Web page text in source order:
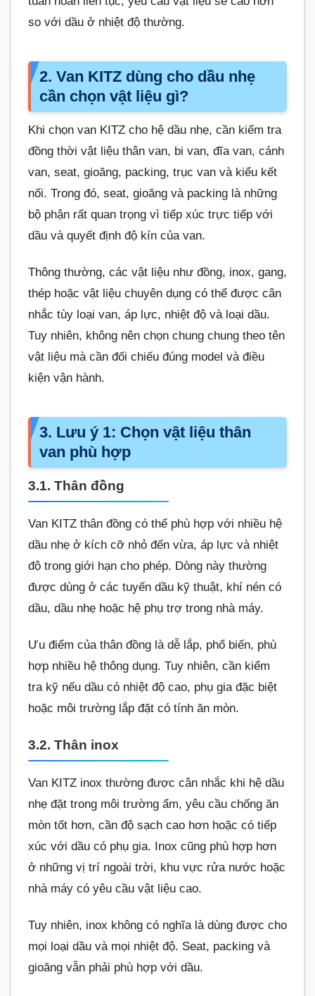
so với dầu ở nhiệt độ thường.
2. Van KITZ dùng cho dầu nhẹ
cần chọn vật liệu gì?
Khi chọn van KITZ cho hệ dầu nhẹ, cần kiểm tra
đồng thời vật liệu thân van, bi van, đĩa van, cánh
van, seat, gioăng, packing, trục van và kiểu kết
nối. Trong đó, seat, gioăng và packing là những
bộ phận rất quan trọng vì tiếp xúc trực tiếp với
dầu và quyết định độ kín của van.
Thông thường, các vật liệu như đồng, inox, gang,
thép hoặc vật liệu chuyên dụng có thể được cân
nhắc tùy loại van, áp lực, nhiệt độ và loại dầu.
Tuy nhiên, không nên chọn chung chung theo tên
vật liệu mà cần đối chiếu đúng model và điều
kiện vận hành.
3. Lưu ý 1: Chọn vật liệu thân
van phù hợp
3.1. Thân đồng
Van KITZ thân đồng có thể phù hợp với nhiều hệ
dầu nhẹ ở kích cỡ nhỏ đến vừa, áp lực và nhiệt
độ trong giới hạn cho phép. Dòng này thường
được dùng ở các tuyến dầu kỹ thuật, khí nén có
dầu, dầu nhẹ hoặc hệ phụ trợ trong nhà máy.
Ưu điểm của thân đồng là dễ lắp, phổ biến, phù
hợp nhiều hệ thông dụng. Tuy nhiên, cần kiểm
tra kỹ nếu dầu có nhiệt độ cao, phụ gia đặc biệt
hoặc môi trường lắp đặt có tính ăn mòn.
3.2. Thân inox
Van KITZ inox thường được cân nhắc khi hệ dầu
nhẹ đặt trong môi trường ẩm, yêu cầu chống ăn
mòn tốt hơn, cần độ sạch cao hơn hoặc có tiếp
xúc với dầu có phụ gia. Inox cũng phù hợp hơn
ở những vị trí ngoài trời, khu vực rửa nước hoặc
nhà máy có yêu cầu vật liệu cao.
Tuy nhiên, inox không có nghĩa là dùng được cho
mọi loại dầu và mọi nhiệt độ. Seat, packing và
gioăng vẫn phải phù hợp với dầu.